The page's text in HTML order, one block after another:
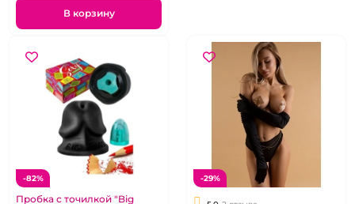
В корзину
-82%
Пробка с точилкой "Big
-29%